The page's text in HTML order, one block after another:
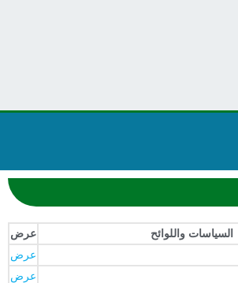
السياسات واللوائح
عرض
عرض
عرض